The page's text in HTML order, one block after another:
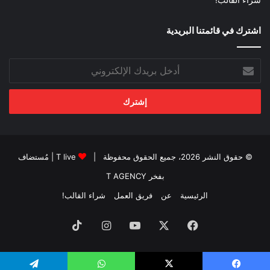
اشترك في قائمتنا البريدية
بريدك
الإلكتروني
© حقوق النشر 2026، جميع الحقوق محفوظة | T live | مُستضاف
بفخر T AGENCY
الرئيسية
عن فريق العمل شراء القالب!
فيسبوك ‫YouTubeانستقرام